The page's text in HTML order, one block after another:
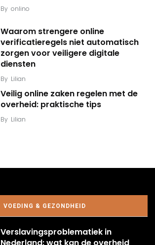
By onlino
Waarom strengere online
verificatieregels niet automatisch
zorgen voor veiligere digitale
diensten
By Lilian
Veilig online zaken regelen met de
overheid: praktische tips
By Lilian
VOEDING & GEZONDHEID
Verslavingsproblematiek in